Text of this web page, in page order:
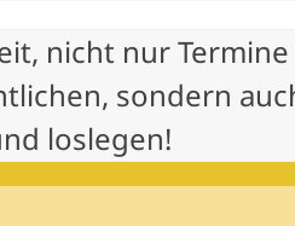
nicht nur
sondern
loslegen!